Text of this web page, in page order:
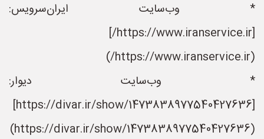
* وب‌سایت ایران‌سرویس:
[https://www.iranservice.ir/]
(https://www.iranservice.ir/)
* وب‌سایت دیوار:
[https://divar.ir/show/1473838977540427636]
(https://divar.ir/show/1473838977540427636)